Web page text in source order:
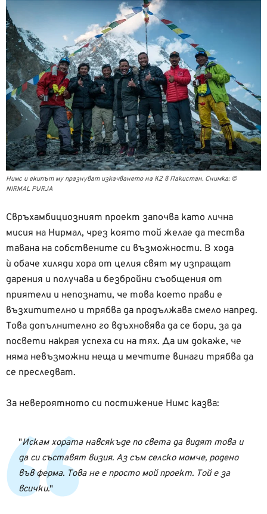
Нимс и екипът му празнуват изкачването на К2 в Пакистан. Снимка: ©
NIRMAL PURJA
Свръхамбициозният проект започва като лична
мисия на Нирмал, чрез която той желае да тества
тавана на собствените си възможности. В хода
ѝ обаче хиляди хора от целия свят му изпращат
дарения и получава и безбройни съобщения от
приятели и непознати, че това което прави е
възхитително и трябва да продължава смело напред.
Това допълнително го вдъхновява да се бори, за да
посвети накрая успеха си на тях. Да им докаже, че
няма невъзможни неща и мечтите винаги трябва да
се преследват.
За невероятното си постижение Нимс казва:
Искам хората навсякъде по света да видят това и
да си съставят визия. Аз съм селско момче, родено
във ферма. Това не е просто мой проект. Той е за
всички.